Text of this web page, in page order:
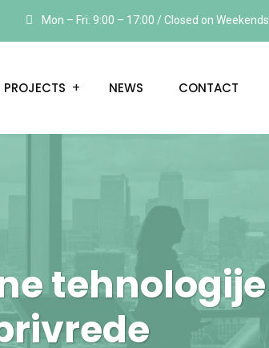
Mon – Fri: 9:00 – 17:00 / Closed on Weekends
PROJECTS NEWS CONTACT
tehnologije